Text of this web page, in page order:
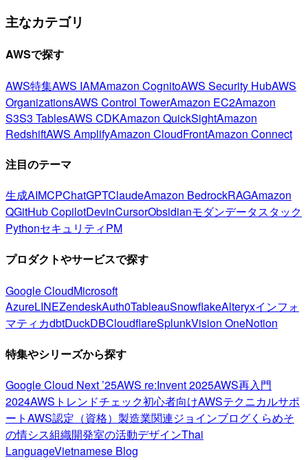
主なカテゴリ
AWSで探す
AWS特集AWS IAMAmazon CognitoAWS Security HubAWS
OrganizationsAWS Control TowerAmazon EC2Amazon
S3S3 TablesAWS CDKAmazon QuickSightAmazon
RedshiftAWS AmplifyAmazon CloudFrontAmazon Connect
注目のテーマ
生成AIMCPChatGPTClaudeAmazon BedrockRAGAmazon
QGitHub CopilotDevinCursorObsidianモダンデータスタック
PythonセキュリティPM
プロダクトやサービスで探す
Google CloudMicrosoft
AzureLINEZendeskAuth0TableauSnowflakeAlteryxインフォ
マティカdbtDuckDBCloudflareSplunkVision OneNotion
特集やシリーズから探す
Google Cloud Next ’25AWS re:Invent 2025AWS再入門
2024AWSトレンドチェック初心者向けAWSテクニカルサポ
ートAWS認定（資格） 製造業関連ジョインブログくらめそ
の情シス組織開発室の活動デザインThai
LanguageVietnamese Blog